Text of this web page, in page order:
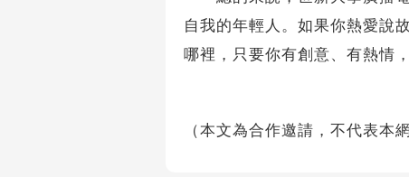
自我的年輕人。如果你熱愛說
哪裡，只要你有創意、有熱情
（本文為合作邀請，不代表本